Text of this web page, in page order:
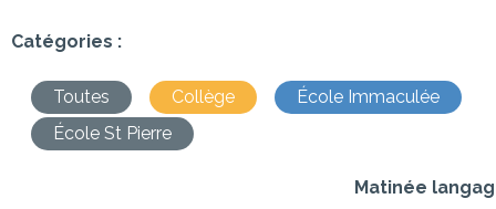
Catégories :
Toutes Collège
École Immaculée
École St Pierre
Matinée